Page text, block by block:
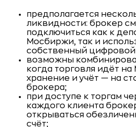
предполагается
ликвидности: брокер
подключиться как к
Мосбиржи, так и
собственный цифровой
возможны
когда торговля идёт
хранение и учёт — на
брокера;
при доступе к торгам
каждого клиента
открываться
счёт;